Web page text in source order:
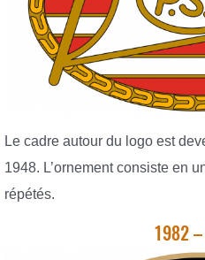
Le cadre autour du logo est
1948. L’ornement consiste en
répétés.
1982